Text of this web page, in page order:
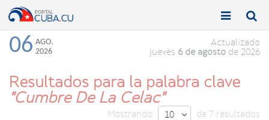
Toggle

Toggle

06 AGO.
2026
Actualizado
jueves 6 de agosto de 2026
Resultados para la palabra clave
"Cumbre De La Celac"
Mostrando 10  de 7 resultados